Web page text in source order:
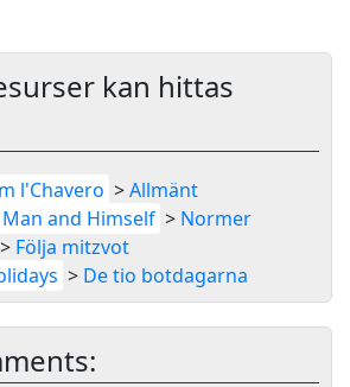
kan hittas
l'Chavero >Allmänt
and Himself > Normer
> Följa mitzvot
> De tio botdagarna